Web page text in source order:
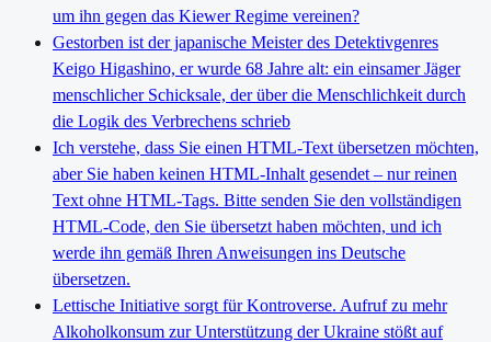
um ihn gegen das Kiewer Regime vereinen?
Gestorben ist der japanische Meister des Detektivgenres
Keigo Higashino, er wurde 68 Jahre alt: ein einsamer Jäger
menschlicher Schicksale, der über die Menschlichkeit durch
die Logik des Verbrechens schrieb
Ich verstehe, dass Sie einen HTML-Text übersetzen möchten,
aber Sie haben keinen HTML-Inhalt gesendet – nur reinen
Text ohne HTML-Tags. Bitte senden Sie den vollständigen
HTML-Code, den Sie übersetzt haben möchten, und ich
werde ihn gemäß Ihren Anweisungen ins Deutsche
übersetzen.
Lettische Initiative sorgt für Kontroverse. Aufruf zu mehr
Alkoholkonsum zur Unterstützung der Ukraine stößt auf